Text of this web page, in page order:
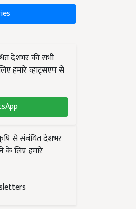
देशभर की सभी
हमारे व्हाट्सएप से
से संबंधित देशभर
के लिए हमारे